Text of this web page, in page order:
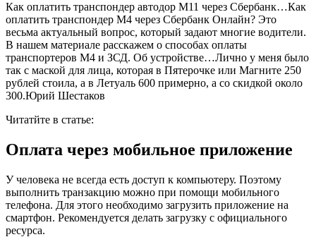
Как оплатить транспондер автодор М11 через Сбербанк…Как
оплатить транспондер М4 через Сбербанк Онлайн? Это
весьма актуальный вопрос, который задают многие водители.
В нашем материале расскажем о способах оплаты
транспортеров М4 и ЗСД. Об устройстве…Лично у меня было
так с маской для лица, которая в Пятерочке или Магните 250
рублей стоила, а в Летуаль 600 примерно, а со скидкой около
300.Юрий Шестаков
Читатйте в статье:
Оплата через мобильное приложение
У человека не всегда есть доступ к компьютеру. Поэтому
выполнить транзакцию можно при помощи мобильного
телефона. Для этого необходимо загрузить приложение на
смартфон. Рекомендуется делать загрузку с официального
ресурса.